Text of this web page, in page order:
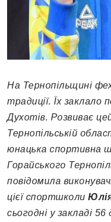
На Тернопільщині
традиції. Їх
Духотів. Розвиває
Тернопільській
юнацька спортивна
Горайського
повідомила
цієї спортшколи
сьогодні у закладі